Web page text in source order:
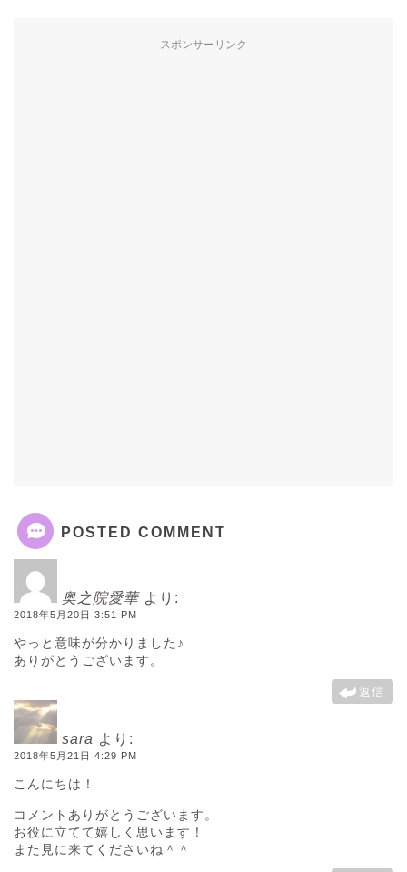
スポンサーリンク
POSTED COMMENT
奥之院愛華 より:
2018年5月20日 3:51 PM
やっと意味が分かりました♪
ありがとうございます。
返信
sara より:
2018年5月21日 4:29 PM
こんにちは！
コメントありがとうございます。
お役に立てて嬉しく思います！
また見に来てくださいね＾＾